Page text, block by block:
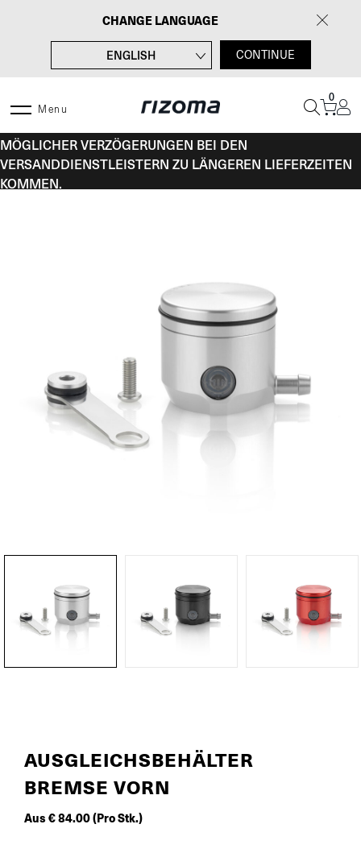
CHANGE LANGUAGE
ENGLISH
ITALIANO
ESPAÑOL
CONTINUE
Menu
0
MÖGLICHER VERZÖGERUNGEN BEI DEN
VERSANDDIENSTLEISTERN ZU LÄNGEREN LIEFERZEITEN
KOMMEN.
AUSGLEICHSBEHÄLTER
BREMSE VORN
Aus€84.00(Pro Stk.)